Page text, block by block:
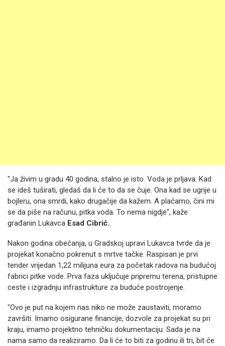
"Ja živim u gradu 40 godina, stalno je isto. Voda je prljava. Kad
se ideš tuširati, gledaš da li će to da se čuje. Ona kad se ugrije u
bojleru, ona smrdi, kako drugačije da kažem. A plaćamo, čini mi
se da piše na računu, pitka voda. To nema nigdje", kaže
građanin Lukavca Esad Cibrić.
Nakon godina obećanja, u Gradskoj upravi Lukavca tvrde da je
projekat konačno pokrenut s mrtve tačke. Raspisan je prvi
tender vrijedan 1,22 milijuna eura za početak radova na budućoj
fabrici pitke vode. Prva faza uključuje pripremu terena, pristupne
ceste i izgradnju infrastrukture za buduće postrojenje.
"Ovo je put na kojem nas niko ne može zaustaviti, moramo
završiti. Imamo osigurane financije, dozvole za projekat su pri
kraju, imamo projektno tehničku dokumentaciju. Sada je na
nama samo da realiziramo. Da li će to biti za godinu ili tri, bit će